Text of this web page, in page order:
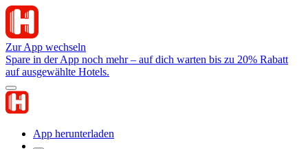
Zur App wechseln
Spare in der App noch mehr – auf dich warten bis zu 20% Rabatt
auf ausgewählte Hotels.
App herunterladen